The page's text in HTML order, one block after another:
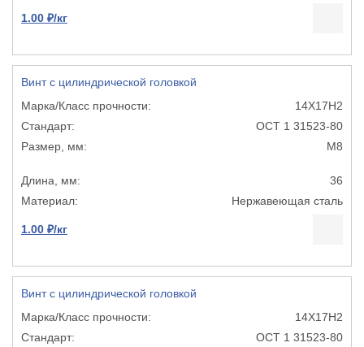
1.00 ₽/кг
Винт с цилиндрической головкой
14Х17Н2
ОСТ 1 31523-80
М8
36
Нержавеющая сталь
1.00 ₽/кг
Винт с цилиндрической головкой
14Х17Н2
ОСТ 1 31523-80